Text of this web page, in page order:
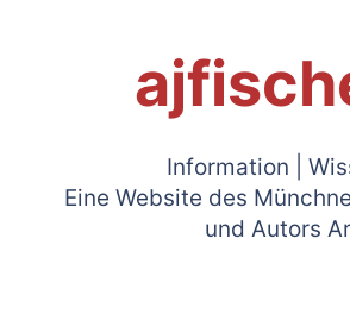
Information |
Eine Website des
und Autors